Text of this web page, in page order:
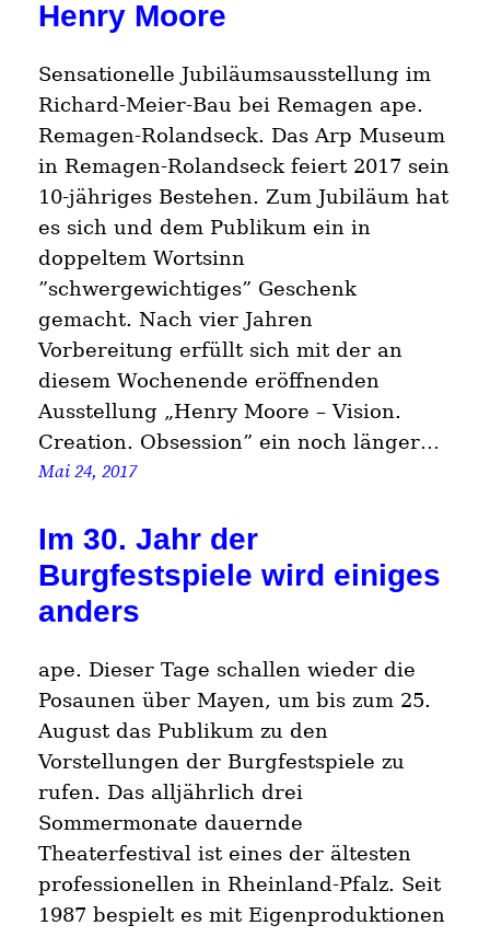
Henry Moore
Sensationelle Jubiläumsausstellung im
Richard-Meier-Bau bei Remagen ape.
Remagen-Rolandseck. Das Arp Museum
in Remagen-Rolandseck feiert 2017 sein
10-jähriges Bestehen. Zum Jubiläum hat
es sich und dem Publikum ein in
doppeltem Wortsinn
”schwergewichtiges” Geschenk
gemacht. Nach vier Jahren
Vorbereitung erfüllt sich mit der an
diesem Wochenende eröffnenden
Ausstellung „Henry Moore – Vision.
Creation. Obsession” ein noch länger…
Mai 24, 2017
Im 30. Jahr der
Burgfestspiele wird einiges
anders
ape. Dieser Tage schallen wieder die
Posaunen über Mayen, um bis zum 25.
August das Publikum zu den
Vorstellungen der Burgfestspiele zu
rufen. Das alljährlich drei
Sommermonate dauernde
Theaterfestival ist eines der ältesten
professionellen in Rheinland-Pfalz. Seit
1987 bespielt es mit Eigenproduktionen